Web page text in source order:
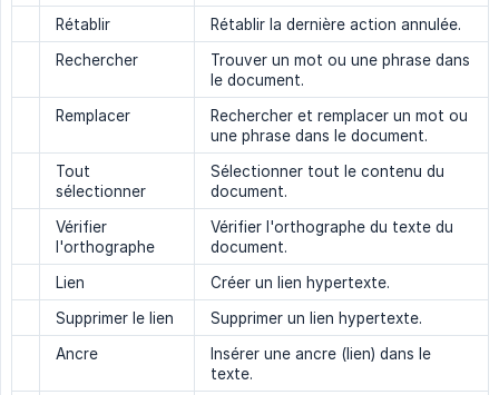
Rétablir
Rétablir la dernière action annulée.
Rechercher
Trouver un mot ou une phrase dans
le document.
Remplacer
Rechercher et remplacer un mot ou
une phrase dans le document.
Tout
sélectionner
Sélectionner tout le contenu du
document.
Vérifier
l'orthographe
Vérifier l'orthographe du texte du
document.
Lien
Créer un lien hypertexte.
Supprimer le lien
Supprimer un lien hypertexte.
Ancre
Insérer une ancre (lien) dans le
texte.